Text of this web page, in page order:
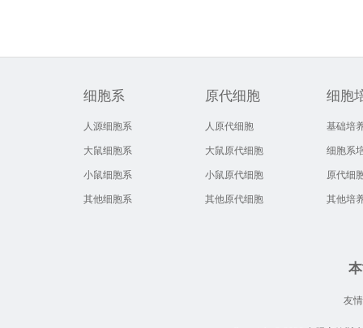
细胞系
人源细胞系
大鼠细胞系
小鼠细胞系
其他细胞系
原代细胞
人原代细胞
大鼠原代细胞
小鼠原代细胞
其他原代细胞
细胞
基础培
细胞系
原代细
其他培
友